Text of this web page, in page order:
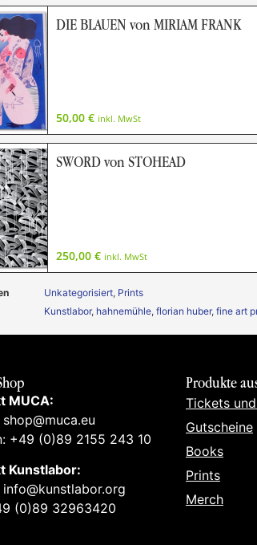
DIE BLAUEN von MIRIAM FRANK
50,00 € inkl. MwSt
SWORD von STOHEAD
250,00 € inkl. MwSt
Unkategorisiert, Prints
Kunstlabor, hahnemühle, florian huber, fine art
MUCA:
+49 (0)89 2155 243 10
Kunstlabor:
info@kunstlabor.org
(0)89 32963420
Produkte
Tickets
Gutscheine
Books
Prints
Merch